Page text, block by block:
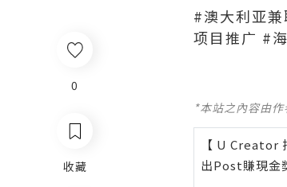
0
收藏
#澳大利亚
项目推广 #
*本站之內容由
【 U Creator
出Post賺現金